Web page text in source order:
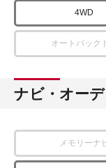
4WD
オートバック
ナビ・オー
メモリーナ